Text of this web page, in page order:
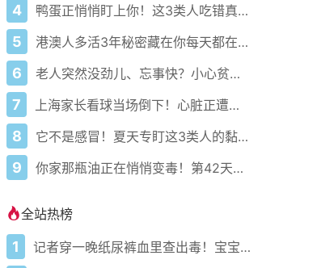
4 鸭蛋正悄悄盯上你！这3类人吃错真会出大事？
5 港澳人多活3年秘密藏在你每天都在做的事里！
6 老人突然没劲儿、忘事快？小心贫血悄悄偷走力气和记性！真不是老了
7 上海家长看球当场倒下！心脏正遭四重暴击谁还敢熬
8 它不是感冒！夏天专盯这3类人的黏人暑湿正悄悄发作
9 你家那瓶油正在悄悄变毒！第42天它就不再是食用油了
全站热榜
1 记者穿一晚纸尿裤血里查出毒！宝宝血液浓度竟是成人的5倍？